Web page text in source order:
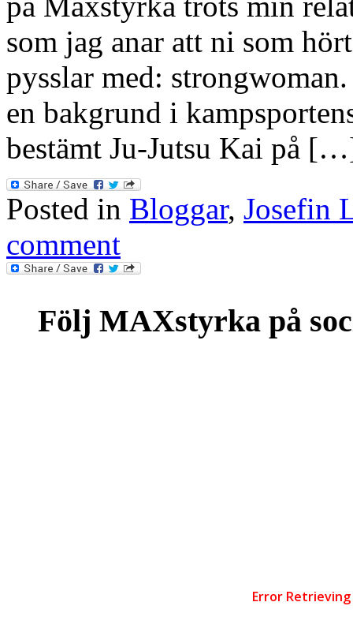
som jag anar att ni som
pysslar med:
en bakgrund i
bestämt Ju-Jutsu Kai på
Posted in Bloggar, Josefin
comment
Följ MAXstyrka på